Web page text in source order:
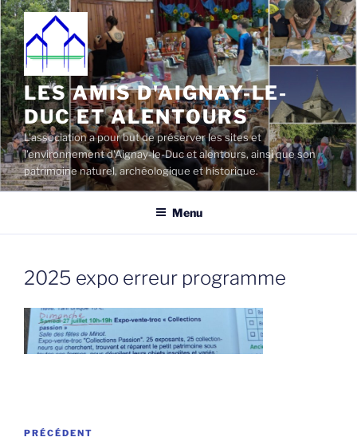
Aller
au
contenu
principal
LES AMIS D'AIGNAY-LE-
DUC ET ALENTOURS
L'association a pour but de préserver les sites et
l'environnement d'Aignay-le-Duc et alentours, ainsi que son
patrimoine naturel, archéologique et historique.
Menu
2025 expo erreur programme
Navigation
Article
PRÉCÉDENT